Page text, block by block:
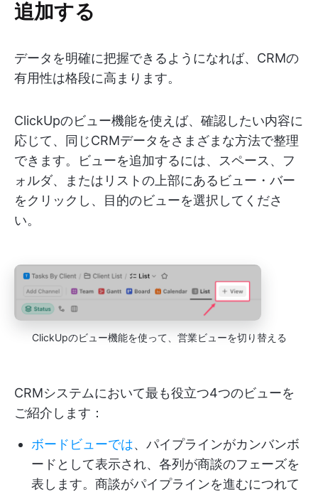
追加する
データを明確に把握できるようになれば、CRMの
有用性は格段に高まります。
ClickUpのビュー機能を使えば、確認したい内容に
応じて、同じCRMデータをさまざまな方法で整理
できます。ビューを追加するには、スペース、フ
ォルダ、またはリストの上部にあるビュー・バー
をクリックし、目的のビューを選択してくださ
い。
ClickUpのビュー機能を使って、営業ビューを切り替える
CRMシステムにおいて最も役立つ4つのビューを
ご紹介します：
ボードビューでは、パイプラインがカンバンボ
ードとして表示され、各列が商談のフェーズを
表します。商談がパイプラインを進むにつれて